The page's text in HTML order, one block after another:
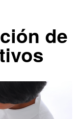
de